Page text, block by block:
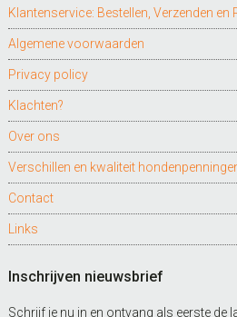
Klantenservice: Bestellen, Verzenden en
Algemene voorwaarden
Privacy policy
Klachten?
Over ons
Verschillen en kwaliteit
Contact
Links
Inschrijven nieuwsbrief
Schrijf je nu in en ontvang als eerste de